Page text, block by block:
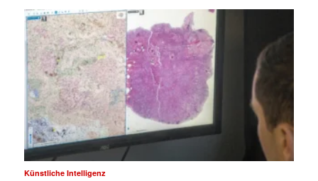
Künstliche Intelligenz